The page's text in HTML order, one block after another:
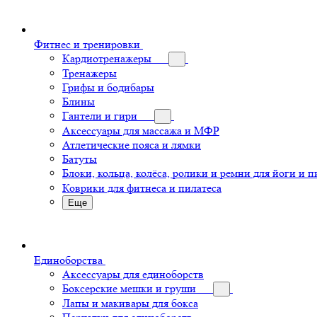
Фитнес и тренировки
Кардиотренажеры
Тренажеры
Грифы и бодибары
Блины
Гантели и гири
Аксессуары для массажа и МФР
Атлетические пояса и лямки
Батуты
Блоки, кольца, колёса, ролики и ремни для йоги и
Коврики для фитнеса и пилатеса
Еще
Единоборства
Аксессуары для единоборств
Боксерские мешки и груши
Лапы и макивары для бокса